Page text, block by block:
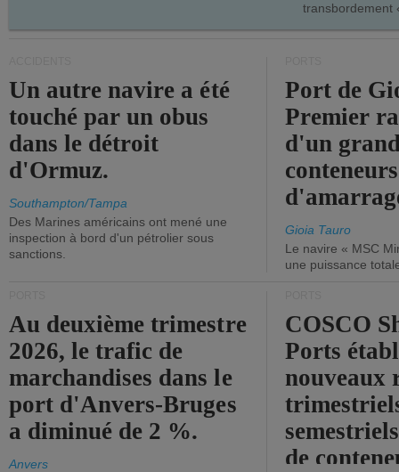
transbordement
Un autre navire a été
touché par un obus
dans le détroit
d'Ormuz.
Southampton/Tampa
Des Marines américains ont mené une
inspection à bord d'un pétrolier sous
sanctions.
Port de
Premier
d'un
Gioia Tauro
Le navire « MSC
une puissance
Au deuxième trimestre
2026, le trafic de
marchandises dans le
port d'Anvers-Bruges
a diminué de 2 %.
Anvers
COSCO
Ports
nouveaux
de